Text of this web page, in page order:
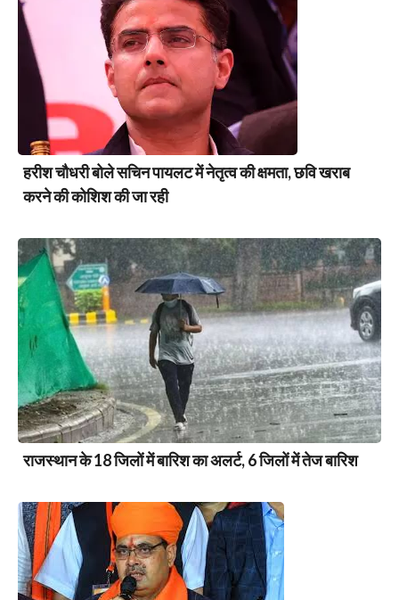
हरीश चौधरी बोले सचिन पायलट में नेतृत्व की क्षमता, छवि खराब
करने की कोशिश की जा रही
राजस्थान के 18 जिलों में बारिश का अलर्ट, 6 जिलों में तेज बारिश